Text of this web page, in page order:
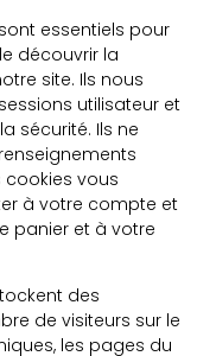
essentiels pour
découvrir la
site. Ils nous
utilisateur et
sécurité. Ils ne
cookies vous
à votre compte et
panier et à votre
des
de visiteurs sur le
les pages du